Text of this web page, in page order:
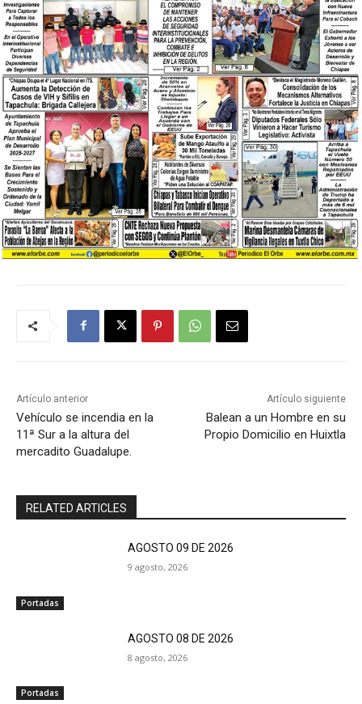
Artículo anterior
Vehículo se incendia en la
11ª Sur a la altura del
mercadito Guadalupe.
Artículo siguiente
Balean a un Hombre en su
Propio Domicilio en Huixtla
RELATED ARTICLES
Portadas
AGOSTO 09 DE 2026
9 agosto, 2026
Portadas
AGOSTO 08 DE 2026
8 agosto, 2026